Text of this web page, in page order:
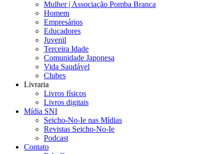
Mulher | Associação Pomba Branca
Homem
Empresários
Educadores
Juvenil
Terceira Idade
Comunidade Japonesa
Vida Saudável
Clubes
Livraria
Livros físicos
Livros digitais
Mídia SNI
Seicho-No-Ie nas Mídias
Revistas Seicho-No-Ie
Podcast
Contato